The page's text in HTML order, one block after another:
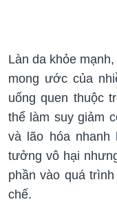
Làn da khỏe
mong ước của
uống quen thuộc
thể làm suy giảm
và lão hóa
tưởng vô hại
phần vào quá
chế.